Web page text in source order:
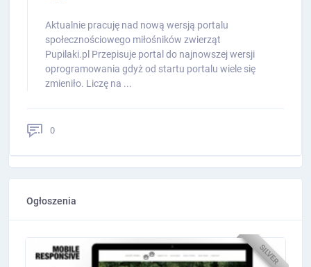
Aktualnie pracuję nad nową wersją portalu
społecznościowego miłośników zwierząt
Pupilaki.pl Przepisuje portal do najnowszej wersji
oprogramowania gdyż od startu portalu wiele się
zmieniło. Liczę na ...
0
Ogłoszenia
SILVER